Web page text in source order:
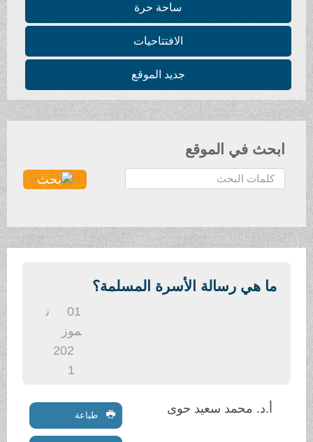
ساحة حرة
الافتتاحيات
جديد الموقع
ابحث في الموقع
ح
ث
ما هي رسالة الأسرة المسلمة؟
موز
202
أ.د. محمد سعيد حوى طباعة